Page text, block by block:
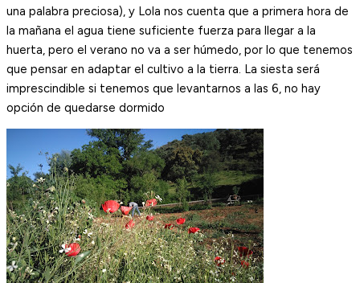
una palabra preciosa), y Lola nos cuenta que a primera hora de
la mañana el agua tiene suficiente fuerza para llegar a la
huerta, pero el verano no va a ser húmedo, por lo que tenemos
que pensar en adaptar el cultivo a la tierra. La siesta será
imprescindible si tenemos que levantarnos a las 6, no hay
opción de quedarse dormido